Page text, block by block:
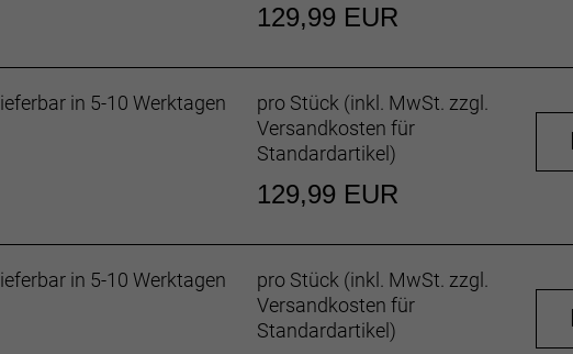
Polyester, Rückseite: 76 % Nylon / 24 % Spandex (außer
129,99 EUR
in 5-10 Werktagen
pro Stück (inkl. MwSt. zzgl.
Versandkosten für
Standardartikel)
129,99 EUR
in 5-10 Werktagen
pro Stück (inkl. MwSt. zzgl.
Versandkosten für
Standardartikel)